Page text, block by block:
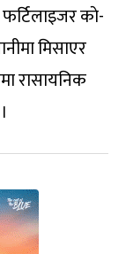
फर्टिलाइजर काे-
मिसाएर
रासायनिक